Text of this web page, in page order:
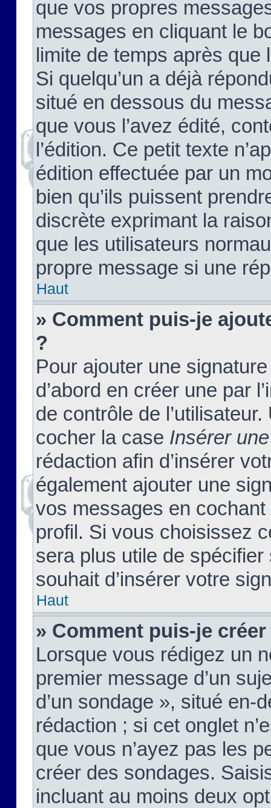
que vos propres
messages en cliquant le
limite de temps après que
Si quelqu’un a déjà
situé en dessous du
que vous l’avez édité,
l’édition. Ce petit texte
édition effectuée par un
bien qu’ils puissent
discrète exprimant la
que les utilisateurs
propre message si une
Haut
» Comment puis-je
?
Pour ajouter une
d’abord en créer une par
de contrôle de
cocher la case Insérer
rédaction afin d’insérer
également ajouter une
vos messages en
profil. Si vous choisissez
sera plus utile de
souhait d’insérer votre
Haut
» Comment puis-je
Lorsque vous rédigez un
premier message d’un
d’un sondage », situé en-
rédaction ; si cet onglet
que vous n’ayez pas les
créer des sondages.
incluant au moins deux